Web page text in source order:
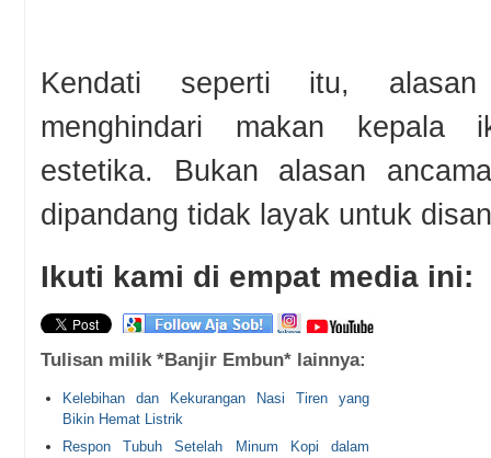
Kendati seperti itu,
menghindari makan kepala
estetika. Bukan alasan
dipandang tidak layak untuk
Ikuti kami di empat media ini:
Tulisan milik *Banjir Embun* lainnya:
Kelebihan dan Kekurangan Nasi Tiren yang
Bikin Hemat Listrik
Respon Tubuh Setelah Minum Kopi dalam